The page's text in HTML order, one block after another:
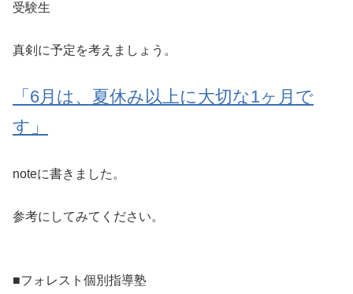
受験生
真剣に予定を考えましょう。
「6月は、夏休み以上に大切な1ヶ月で
す」
noteに書きました。
参考にしてみてください。
■フォレスト個別指導塾